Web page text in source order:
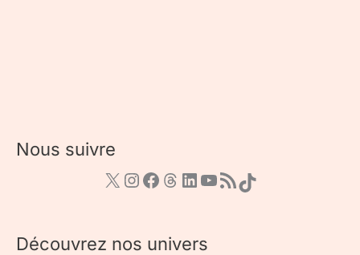
Nous suivre
Découvrez nos univers